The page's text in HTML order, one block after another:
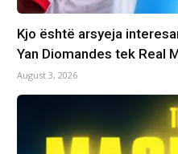
Kjo është arsyeja
Yan Diomandes tek Real
August 3, 2026